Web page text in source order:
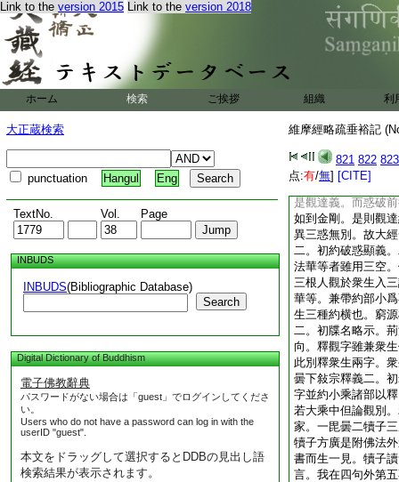
Link to the version 2015 Link to the version 2018
ホーム 検索 ご挨拶 組織 利
大正蔵検索
punctuation Hangul Eng
TextNo. Vol. Page
INBUDS
INBUDS(Bibliographic Database)
Search
Digital Dictionary of Buddhism
電子佛教辭典
パスワードがない場合は「guest」でログインしてくださ
い。
Users who do not have a password can log in with the
userID "guest".
本文をドラッグして選択するとDDBの見出し語
検索結果が表示されます。
維摩經略疏垂裕記
821 822 823
点:有/無] [CITE]
意正顯空之與中。
依方等且從於通。
三諦。慈悲接物者
他也。利他之法指
穿者。不依止觀作
同。彼用貫字釋觀
初約生佛總辨二。
約三諦別釋。菩薩
從茲得入。故大經
文斲削也。盤石砂
達觀穿同用此喩。
是觀達義。而惑破
如到金剛。是則觀
異三惑無別。故大
二。初約破惑顯義
法華等者雖用三空
三根人觀於衆生入
華等。兼帶約部小
生三種約横也。窮
二。初牒名略示。
向。釋觀字雖兼衆
此別釋衆生兩字。
曇下敍宗釋義二。
字並約小乘諸部以
若大乘中但論觀別
家。一毘曇二犢子
犢子方廣是附佛法
書而生一見。犢子
言。我在四句外第